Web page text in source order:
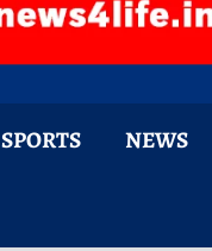
SPORTS NEWS